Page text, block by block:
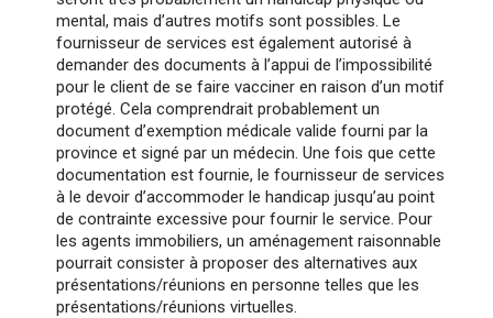
mental, mais d’autres motifs sont possibles. Le
fournisseur de services est également autorisé à
demander des documents à l’appui de l’impossibilité
pour le client de se faire vacciner en raison d’un motif
protégé. Cela comprendrait probablement un
document d’exemption médicale valide fourni par la
province et signé par un médecin. Une fois que cette
documentation est fournie, le fournisseur de services
à le devoir d’accommoder le handicap jusqu’au point
de contrainte excessive pour fournir le service. Pour
les agents immobiliers, un aménagement raisonnable
pourrait consister à proposer des alternatives aux
présentations/réunions en personne telles que les
présentations/réunions virtuelles.